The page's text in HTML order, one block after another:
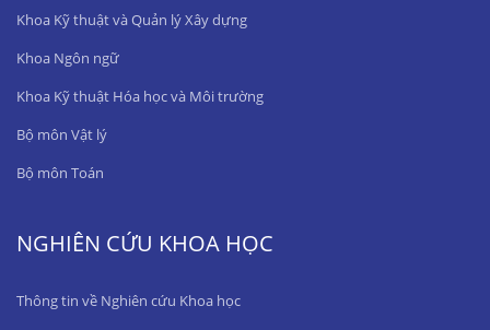
Khoa Kỹ thuật và Quản lý Xây dựng
Khoa Ngôn ngữ
Khoa Kỹ thuật Hóa học và Môi trường
Bộ môn Vật lý
Bộ môn Toán
NGHIÊN CỨU KHOA HỌC
Thông tin về Nghiên cứu Khoa học